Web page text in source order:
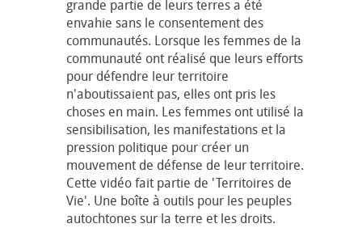
grande partie de leurs terres a été
envahie sans le consentement des
communautés. Lorsque les femmes de la
communauté ont réalisé que leurs efforts
pour défendre leur territoire
n'aboutissaient pas, elles ont pris les
choses en main. Les femmes ont utilisé la
sensibilisation, les manifestations et la
pression politique pour créer un
mouvement de défense de leur territoire.
Cette vidéo fait partie de 'Territoires de
Vie'. Une boîte à outils pour les peuples
autochtones sur la terre et les droits.